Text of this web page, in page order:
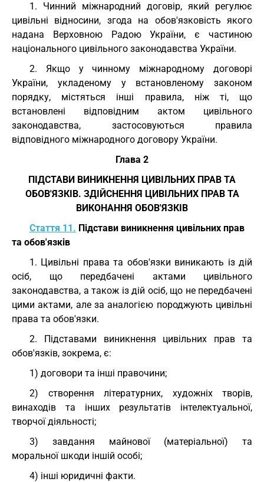
1. Чинний міжнародний договір, який регулює
цивільні відносини, згода на обов'язковість якого
надана Верховною Радою України, є частиною
національного цивільного законодавства України.
2. Якщо у чинному міжнародному договорі
України, укладеному у встановленому законом
порядку, містяться інші правила, ніж ті, що
встановлені відповідним актом цивільного
законодавства, застосовуються правила
відповідного міжнародного договору України.
Глава 2
ПІДСТАВИ ВИНИКНЕННЯ ЦИВІЛЬНИХ ПРАВ ТА
ОБОВ'ЯЗКІВ. ЗДІЙСНЕННЯ ЦИВІЛЬНИХ ПРАВ ТА
ВИКОНАННЯ ОБОВ'ЯЗКІВ
Стаття 11. Підстави виникнення цивільних прав
та обов'язків
1. Цивільні права та обов'язки виникають із дій
осіб, що передбачені актами цивільного
законодавства, а також із дій осіб, що не передбачені
цими актами, але за аналогією породжують цивільні
права та обов'язки.
2. Підставами виникнення цивільних прав та
обов'язків, зокрема, є:
1) договори та інші правочини;
2) створення літературних, художніх творів,
винаходів та інших результатів інтелектуальної,
творчої діяльності;
3) завдання майнової (матеріальної) та
моральної шкоди іншій особі;
4) інші юридичні факти.